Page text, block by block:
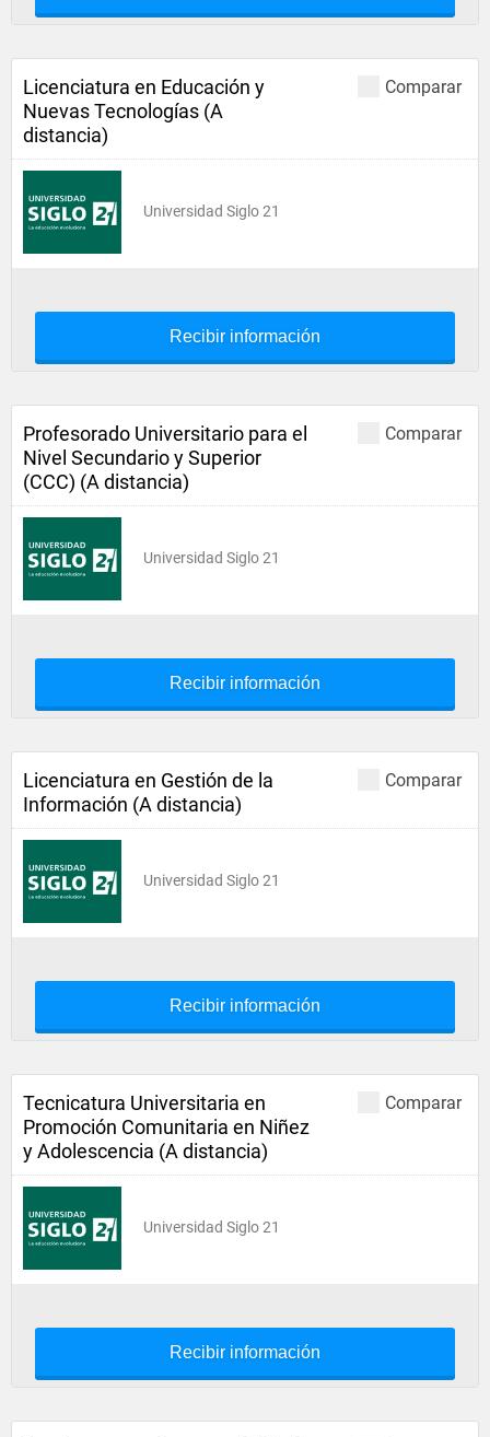
Comparar
Licenciatura en Educación y
Nuevas Tecnologías (A
distancia)
Universidad Siglo 21
Recibir información
Comparar
Profesorado Universitario para el
Nivel Secundario y Superior
(CCC) (A distancia)
Universidad Siglo 21
Recibir información
Comparar
Licenciatura en Gestión de la
Información (A distancia)
Universidad Siglo 21
Recibir información
Comparar
Tecnicatura Universitaria en
Promoción Comunitaria en Niñez
y Adolescencia (A distancia)
Universidad Siglo 21
Recibir información